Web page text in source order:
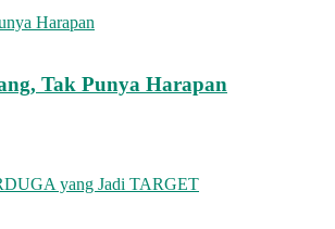
Tak Punya Harapan